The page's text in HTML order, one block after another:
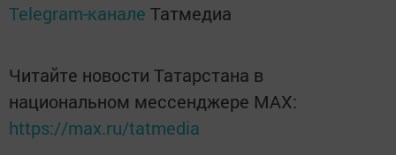
Telegram-канале Татмедиа
Читайте новости Татарстана в
национальном мессенджере MАХ:
https://max.ru/tatmedia